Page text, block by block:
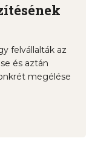
felvállalták az
és aztán
megélése